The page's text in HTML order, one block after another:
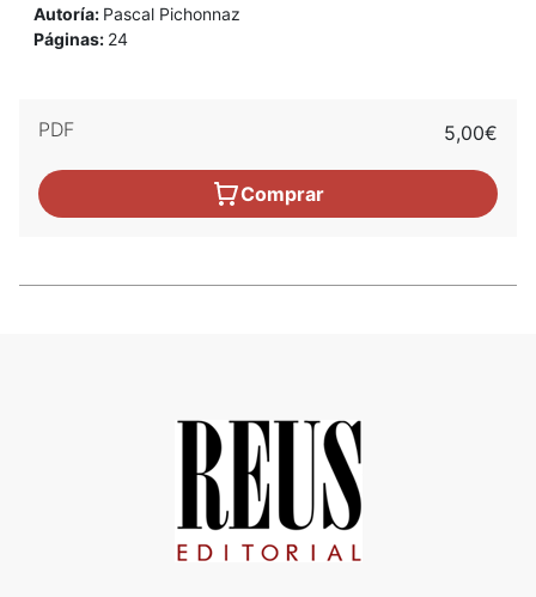
Autoría: Pascal Pichonnaz
Páginas: 24
PDF 5,00€
Comprar